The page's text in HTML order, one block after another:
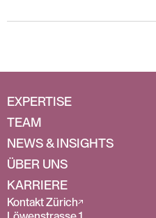
EXPERTISE
TEAM
NEWS & INSIGHTS
ÜBER UNS
KARRIERE
Kontakt Zürich